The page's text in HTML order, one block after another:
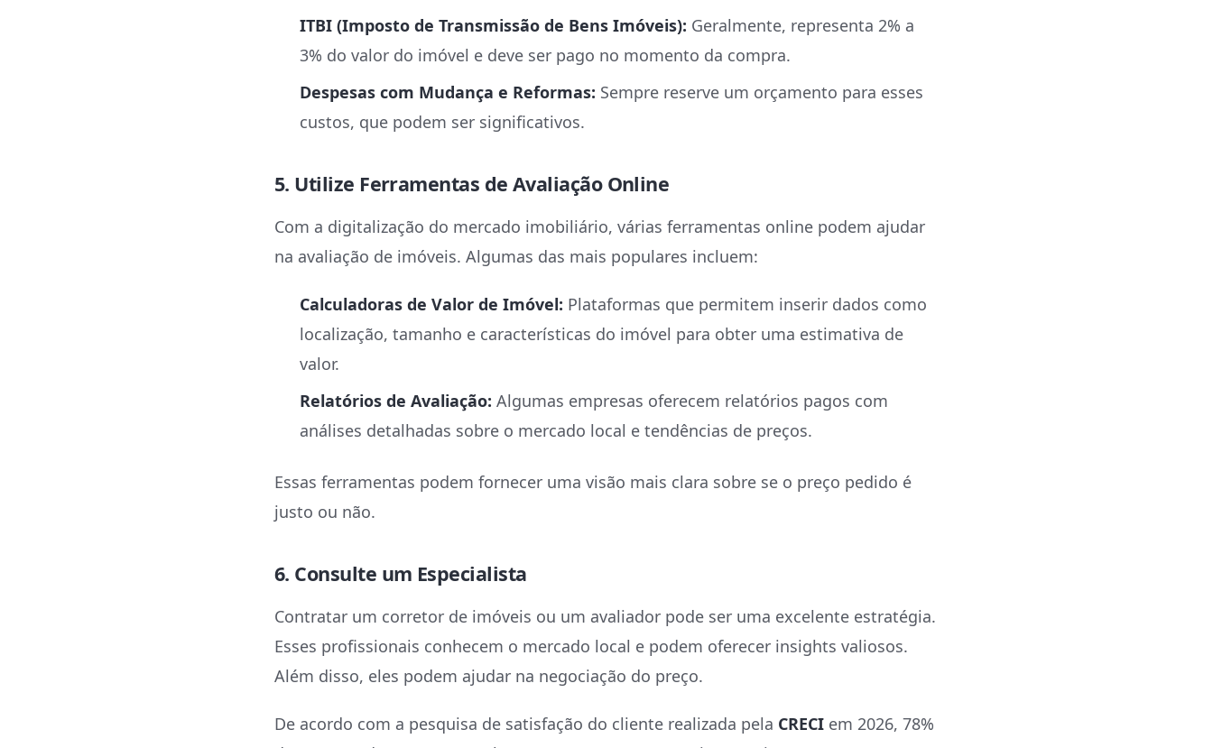
ITBI (Imposto de Transmissão de Bens Imóveis): Geralmente, representa 2% a
3% do valor do imóvel e deve ser pago no momento da compra.
Despesas com Mudança e Reformas: Sempre reserve um orçamento para esses
custos, que podem ser significativos.
5. Utilize Ferramentas de Avaliação Online
Com a digitalização do mercado imobiliário, várias ferramentas online podem ajudar
na avaliação de imóveis. Algumas das mais populares incluem:
Calculadoras de Valor de Imóvel: Plataformas que permitem inserir dados como
localização, tamanho e características do imóvel para obter uma estimativa de
valor.
Relatórios de Avaliação: Algumas empresas oferecem relatórios pagos com
análises detalhadas sobre o mercado local e tendências de preços.
Essas ferramentas podem fornecer uma visão mais clara sobre se o preço pedido é
justo ou não.
6. Consulte um Especialista
Contratar um corretor de imóveis ou um avaliador pode ser uma excelente estratégia.
Esses profissionais conhecem o mercado local e podem oferecer insights valiosos.
Além disso, eles podem ajudar na negociação do preço.
De acordo com a pesquisa de satisfação do cliente realizada pela CRECI em 2026, 78%